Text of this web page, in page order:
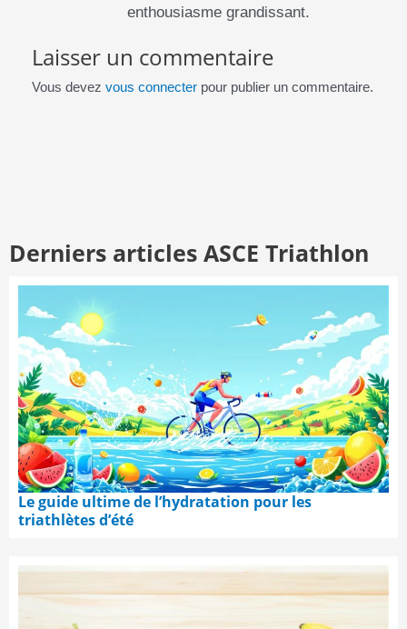
enthousiasme grandissant.
Laisser un commentaire
Vous devez vous connecterpour publier un commentaire.
Derniers articles ASCE Triathlon
Le guide ultime de l’hydratation pour les
triathlètes d’été